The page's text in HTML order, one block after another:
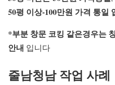
50평 이상-100만원 가격 통일
*부분 창문 코킹 같은경우는
안내 입니다
줄남청남 작업 사례